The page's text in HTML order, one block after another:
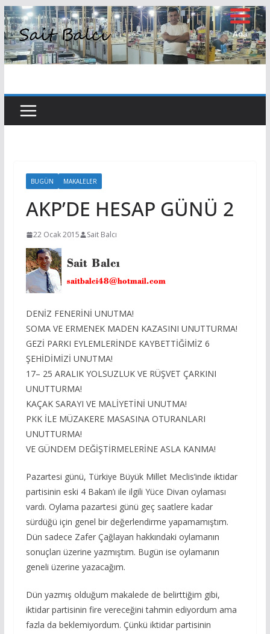
Skip
to
content
BUGÜN MAKALELER
AKP’DE HESAP GÜNÜ 2
22 Ocak 2015 Sait Balcı
DENİZ FENERİNİ UNUTMA!
SOMA VE ERMENEK MADEN KAZASINI UNUTTURMA!
GEZİ PARKI EYLEMLERİNDE KAYBETTİĞİMİZ 6
ŞEHİDİMİZİ UNUTMA!
17– 25 ARALIK YOLSUZLUK VE RÜŞVET ÇARKINI
UNUTTURMA!
KAÇAK SARAYI VE MALİYETİNİ UNUTMA!
PKK İLE MÜZAKERE MASASINA OTURANLARI
UNUTTURMA!
VE GÜNDEM DEĞİŞTİRMELERİNE ASLA KANMA!
Pazartesi günü, Türkiye Büyük Millet Meclis’inde iktidar
partisinin eski 4 Bakan’ı ile ilgili Yüce Divan oylaması
vardı. Oylama pazartesi günü geç saatlere kadar
sürdüğü için genel bir değerlendirme yapamamıştım.
Dün sadece Zafer Çağlayan hakkındaki oylamanın
sonuçları üzerine yazmıştım. Bugün ise oylamanın
geneli üzerine yazacağım.
Dün yazmış olduğum makalede de belirttiğim gibi,
iktidar partisinin fire vereceğini tahmin ediyordum ama
fazla da beklemiyordum. Çünkü iktidar partisinin
Ana
Sayfa